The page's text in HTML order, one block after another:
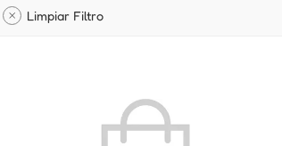
Limpiar Filtro